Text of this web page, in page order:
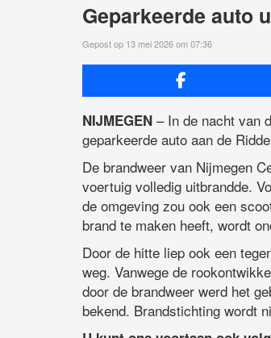
Geparkeerde auto
Gepost op 13 mei 2026 om 07:36
NIJMEGEN – In de nacht van
geparkeerde auto aan de
De brandweer van Nijmegen
voertuig volledig uitbrandde.
de omgeving zou ook een
brand te maken heeft, wordt
Door de hitte liep ook een
weg. Vanwege de
door de brandweer werd het
bekend. Brandstichting wordt